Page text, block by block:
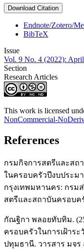
Download Citation
Endnote/Zotero/
BibTeX
Issue
Vol. 9 No. 4 (2022):
Section
Research Articles
This work is licensed
NonCommercial-
References
กรมกิจการสตรีและสถ
ในครอบครัวปีงบประมา
กรุงเทพมหานคร: กรม
สตรีและสถาบันครอบค
กัณฐิกา พลอยทับทิม.
ครอบครัวในการเฝ้าร
ปทุมธานี. วารสาร มจร